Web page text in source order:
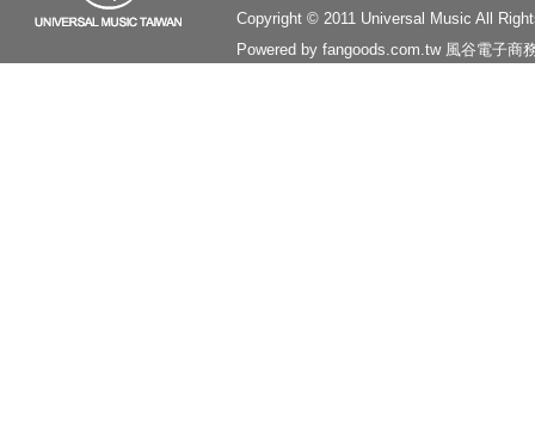
Copyright © 2011 Universal Music All
Powered by fangoods.com.tw 風谷電子商